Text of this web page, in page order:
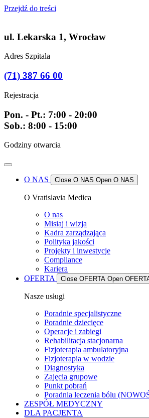
Przejdź do treści
ul. Lekarska 1, Wrocław
Adres Szpitala
(71) 387 66 00
Rejestracja
Pon. - Pt.: 7:00 - 20:00
Sob.: 8:00 - 15:00
Godziny otwarcia
O NAS Close O NAS Open O NAS
O Vratislavia Medica
O nas
Misiaj i wizja
Kadra zarządzająca
Polityka jakości
Projekty i inwestycje
Compliance
Kariera
OFERTA
Close OFERTA Open
Nasze usługi
Poradnie specjalistyczne
Poradnie dziecięce
Operacje i zabiegi
Rehabilitacja stacjonarna
Fizjoterapia ambulatoryjna
Fizjoterapia w wodzie
Diagnostyka
Zajęcia grupowe
Punkt pobrań
Poradnia leczenia bólu
ZESPÓŁ MEDYCZNY
DLA PACJENTA